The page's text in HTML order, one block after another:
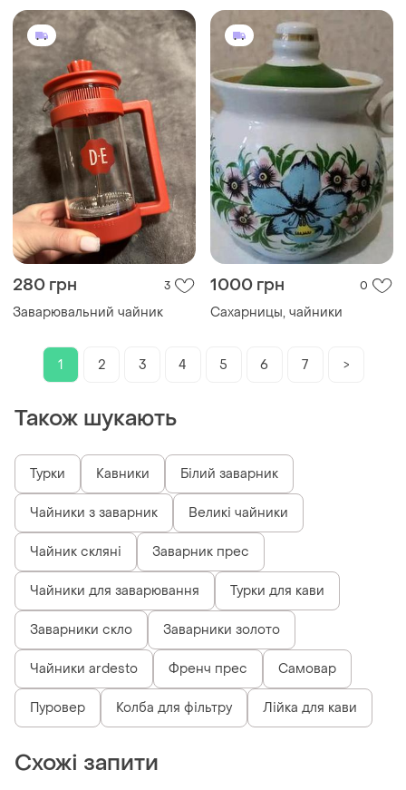
280 грн 3
Заварювальний чайник
1000 грн 0
Сахарницы, чайники
1 2 3 4 5 6 7 >
Також шукають
Турки Кавники Білий заварник
Чайники з заварник Великі чайники
Чайник скляні Заварник прес
Чайники для заварювання Турки для кави
Заварники скло Заварники золото
Чайники ardesto Френч прес Самовар
Пуровер Колба для фільтру Лійка для кави
Схожі запити